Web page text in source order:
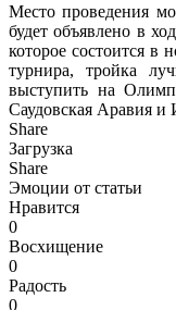
Место проведения
будет объявлено в
которое состоится в
турнира, тройка
выступить на
Саудовская Аравия и
Share
Загрузка
Share
Эмоции от статьи
Нравится
0
Восхищение
0
Радость
0